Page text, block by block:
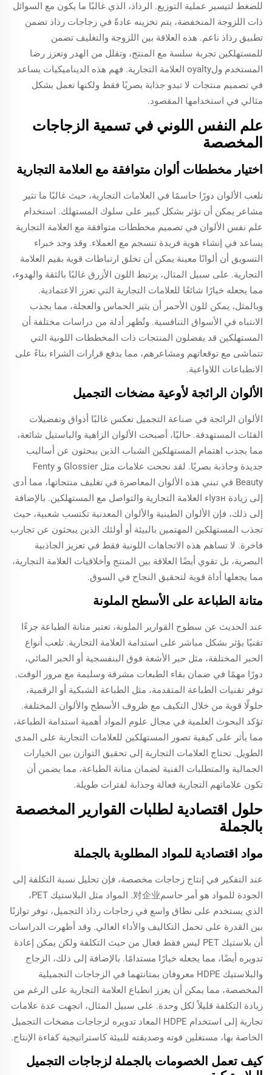
للضغط لتيسير عملية التوزيع. الرذاذ، الذي غالبًا ما يكون مع السوائل
ذات اللزوجة المنخفضة، يتم تخزينه عادةً في زجاجات رذاذ تضمن
تطبيق رذاذ ناعم. هذه العلاقة بين اللزوجة والتغليف تضمن
للمستهلكين تجربة سلسة مع المنتج، وتقلل من الهدر وتعزز رضا
المستخدم ولoyalty العلامة التجارية. فهم هذه الديناميكيات يساعد
في تصميم منتجات لا تبدو جذابة بصريًا فقط ولكنها تعمل بشكل
مثالي في استخدامها المقصود.
علم النفس اللوني في تسمية الزجاجات
المخصصة
اختيار مخططات ألوان متوافقة مع العلامة التجارية
تلعب الألوان دورًا حاسمًا في العلامات التجارية، حيث غالبًا ما تثير
مشاعر يمكن أن تؤثر بشكل كبير على سلوك المستهلك. استخدام
علم نفس الألوان في تصميم مخططات متوافقة مع العلامة التجارية
يساعد في إنشاء هوية فريدة تنسجم مع العملاء. وقد وجد خبراء
التسويق أن ألوانًا معينة يمكن أن تخلق ارتباطات قوية بقيم العلامة
التجارية. على سبيل المثال، يرتبط اللون الأزرق غالبًا بالثقة والهدوء،
مما يجعله خيارًا شائعًا للعلامات التجارية التي تعزز الاعتمادية.
وبالمثل، يمكن للون الأحمر أن يثير الحماس والعجلة، مما يجذب
الانتباه في الأسواق التنافسية. وتُظهر أدلة من دراسات مختلفة أن
المستهلكين قد يفضلون المنتجات ذات المخططات اللونية التي
تتماشى مع توقعاتهم ومشاعرهم، مما يدفع قرارات الشراء بناءً على
الانطباعات اللاواعية.
الألوان الرائجة لأوعية مضخات التجميل
الألوان الرائجة في صناعة التجميل تعكس غالبًا أذواق وتفضيلات
الفئات المستهدفة. حاليًا، أصبحت الألوان الزاهية والباستيل شائعة،
مما يجذب اهتمام المستهلكين الشباب الذين يبحثون عن أساليب
جديدة وجاذبة بصريًا. لقد نجحت علامات مثل Glossier و Fenty
Beauty في تبني هذه الألوان المعاصرة في تغليف منتجاتها، مما أدى
إلى زيادة узнاء العلامة التجارية والتواصل مع المستهلكين. بالإضافة
إلى ذلك، فإن الألوان الطينية والألوان المعدنية تكتسب شعبية، حيث
تجذب المستهلكين المهتمين بالبيئة أو أولئك الذين يبحثون عن تجارب
فاخرة. لا تساهم هذه الاتجاهات اللونية فقط في تعزيز الجاذبية
البصرية، بل تقوي أيضًا العلاقة بين المنتج وأخلاقيات العلامة التجارية،
مما يجعلها أداة قوية لتحقيق النجاح في السوق.
متانة الطباعة على الأسطح الملونة
عند الحديث عن سطوح القوارير الملونة، تعتبر متانة الطباعة جزءًا
تقنيًا يؤثر بشكل مباشر على استدامة العلامة التجارية. تلعب أنواع
الحبر المختلفة، مثل حبر الأشعة فوق البنفسجية أو الحبر المائي،
دورًا مهمًا في ضمان بقاء الطبعات مشرقة وسليمة مع مرور الوقت.
توفر تقنيات الطباعة المتقدمة، مثل الطباعة الشبكية أو الرقمية،
حلولًا قوية من خلال التكيف مع ظروف الأسطح والألوان المختلفة.
تؤكد البحوث العلمية في مجال علوم المواد أهمية استدامة الطباعة،
مما يأثر على كيفية تصور المستهلكين للعلامات التجارية على المدى
الطويل. تحتاج العلامات التجارية إلى تحقيق التوازن بين الخيارات
الجمالية والمتطلبات الفنية لضمان متانة الطباعة، مما يضمن أن
تكون علاماتهم التجارية فعالة وجذابة لفترات طويلة.
حلول اقتصادية لطلبات القوارير المخصصة
بالجملة
مواد اقتصادية للمواد المطلوبة بالجملة
عند التفكير في إنتاج زجاجات مخصصة، فإن تحليل نسبة التكلفة إلى
الجودة للمواد هو أمر حاسم对企业. المواد مثل البلاستيك PET،
الذي يستخدم على نطاق واسع في زجاجات رذاذ التجميل، توفر توازنًا
بين القدرة على تحمل التكاليف والأداء العالي. وقد أظهرت الدراسات
أن بلاستيك PET ليس فقط فعال من حيث التكلفة ولكن يمكن إعادة
تدويره أيضًا، مما يجعله خيارًا مستدامًا. بالإضافة إلى ذلك، الزجاج
والبلاستيك HDPE معروفان بمتانتهما في الزجاجات التجميلية
المخصصة، مما يمكن أن يعزز انطباع العلامة التجارية على الرغم من
زيادة التكلفة قليلاً لكل وحدة. على سبيل المثال، اتجهت عدة علامات
تجارية إلى استخدام HDPE المعاد تدويره لزجاجات مضخات التجميل
الخاصة بها، مستغلين قوته وصديقته للبيئة كاستراتيجية كفاءة الإنتاج.
كيف تعمل الخصومات بالجملة لزجاجات التجميل